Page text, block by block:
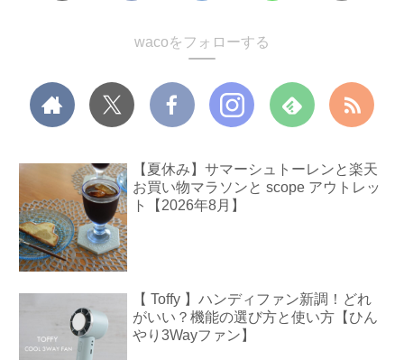
wacoをフォローする
【夏休み】サマーシュトーレンと楽天
お買い物マラソンと scope アウトレッ
ト【2026年8月】
【 Toffy 】ハンディファン新調！どれ
がいい？機能の選び方と使い方【ひん
やり3Wayファン】